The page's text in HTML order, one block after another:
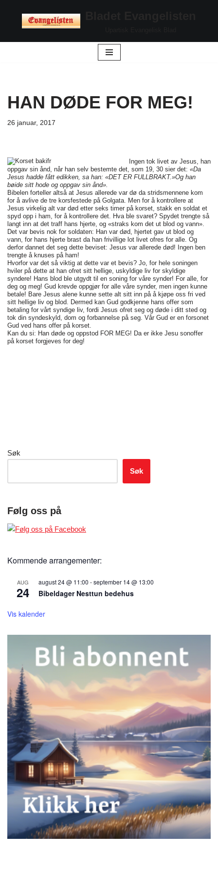
Hopp
HAN DØDE FOR MEG!
26 januar, 2017
Ingen tok livet av Jesus, han
oppgav sin ånd, når han selv bestemte det, som 19, 30 sier det: «Da
Jesus hadde fått edikken, sa han: «DET ER FULLBRAKT.»Og han
bøide sitt hode og oppgav sin ånd».
Bibelen forteller altså at Jesus allerede var dø da stridsmennene kom
for å avlive de tre korsfestede på Golgata. Men for å kontrollere at
Jesus virkelig alt var død etter seks timer på korset, stakk en soldat et
spyd opp i ham, for å kontrollere det. Hva ble svaret? Spydet trengte så
langt inn at det traff hans hjerte, og «straks kom det ut blod og vann».
Det var bevis nok for soldaten: Han var død, hjertet gav ut blod og
vann, for hans hjerte brast da han frivillige lot livet ofres for alle. Og
derfor dannet det seg dette beviset: Jesus var allerede død! Ingen ben
trengte å knuses på ham!
Hvorfor var det så viktig at dette var et bevis? Jo, for hele soningen
hviler på dette at han ofret sitt hellige, uskyldige liv for skyldige
syndere! Hans blod ble utgydt til en soning for våre synder! For alle, for
deg og meg! Gud krevde oppgjør for alle våre synder, men ingen kunne
betale! Bare Jesus alene kunne sette alt sitt inn på å kjøpe oss fri ved
sitt hellige liv og blod. Dermed kan Gud godkjenne hans offer som
betaling for vårt syndige liv, fordi Jesus ofret seg og døde i ditt sted og
tok din syndeskyld, dom og forbannelse på seg. Vår Gud er en forsonet
Gud ved hans offer på korset.
Kan du si: Han døde og oppstod FOR MEG! Da er ikke Jesu sonoffer
på korset forgjeves for deg!
Søk
Søk
Følg oss på
Kommende arrangementer:
AUG
24
august 24 @ 11:00 -september 14 @ 13:00
Bibeldager Nesttun bedehus
Vis kalender